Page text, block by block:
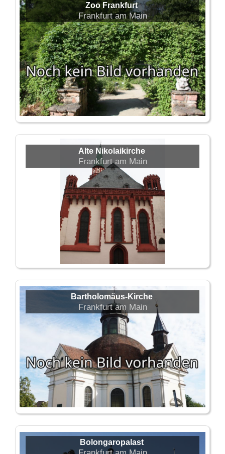
Zoo Frankfurt
Frankfurt am Main
Alte Nikolaikirche
Frankfurt am Main
Bartholomäus-Kirche
Frankfurt am Main
Bolongaropalast